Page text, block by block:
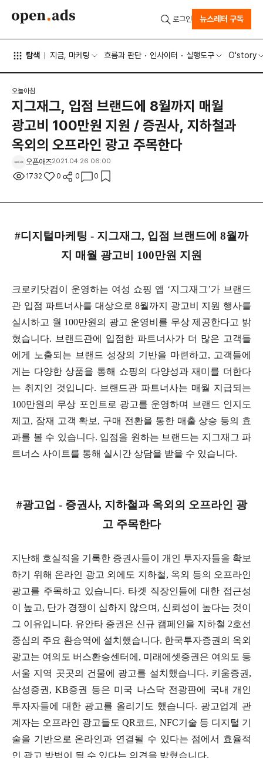
탐색 지금, 마케팅 흐름과 판단 인사이터 실행도구 O'story
로그인 뉴스레터 구독
오늘아침
지그재그, 입점 브랜드에 8월까지 매월
광고비 100만원 지원 / 증권사, 지하철과
옥외의 오프라인 광고 주목한다
오픈애즈2021.04.26 06:00
1732 0 0 0
#디지털마케팅 - 지그재그, 입점 브랜드에 8월까
지 매월 광고비 100만원 지원
크로키닷컴이 운영하는 여성 쇼핑 앱 ‘지그재그’가 브랜드
관 입점 파트너사를 대상으로 8월까지 광고비 지원 행사를
실시하고 월 100만원의 광고 운영비를 무상 제공한다고 밝
혔습니다. 브랜드관에 입점한 파트너사가 더 많은 고객들
에게 노출되는 브랜드 성장의 기반을 마련하고, 고객들에
게는 다양한 상품을 통해 쇼핑의 다양성과 재미를 더한다
는 취지인 것입니다. 브랜드관 파트너사는 매월 지급되는
100만원의 무상 포인트로 광고를 운영하며 브랜드 인지도
제고, 잠재 고객 확보, 구매 전환을 통한 매출 상승 등의 효
과를 볼 수 있습니다. 입점을 원하는 브랜드는 지그재그 파
트너스 사이트를 통해 실시간 상담을 받을 수 있습니다.
#광고업 - 증권사, 지하철과 옥외의 오프라인 광
고 주목한다
지난해 호실적을 기록한 증권사들이 개인 투자자들을 확보
하기 위해 온라인 광고 외에도 지하철, 옥외 등의 오프라인
광고를 주목하고 있습니다. 타겟 직장인들에 대한 접근성
이 높고, 단가 경쟁이 심하지 않으며, 신뢰성이 높다는 것이
그 이유입니다. 유안타 증권은 신규 캠페인을 지하철 2호선
중심의 주요 환승역에 설치했습니다. 한국투자증권의 옥외
광고는 여의도 버스환승센터에, 미래에셋증권은 여의도 등
서울 지역 곳곳의 건물에 광고를 설치했습니다. 키움증권,
삼성증권, KB증권 등은 미국 나스닥 전광판에 국내 개인
투자자들에 대한 광고를 올리기도 했습니다. 광고업계 관
계자는 오프라인 광고들도 QR코드, NFC기술 등 디지털 기
술을 기반으로 온라인과 연결될 수 있다는 점에서 효율적
인 광고 방법이 될 수 있다는 의견을 밝혔습니다.